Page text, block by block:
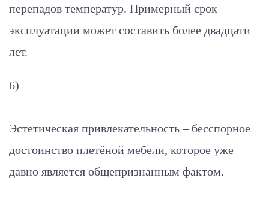
перепадов температур. Примерный срок
эксплуатации может составить более двадцати
лет.
6)
Эстетическая привлекательность – бесспорное
достоинство плетёной мебели, которое уже
давно является общепризнанным фактом.